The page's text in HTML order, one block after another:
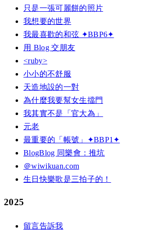
只是一張可麗餅的照片
我想要的世界
我最喜歡的和弦 ✦BBP6✦
用 Blog 交朋友
<ruby>
小小的不舒服
天造地設的一對
為什麼我要幫女生擋門
我其實不是「官大為」
元老
最重要的「帳號」✦BBP1✦
BlogBlog 同樂會：推坑
＠wiwikuan.com
生日快樂歌是三拍子的！
2025
留言告訴我